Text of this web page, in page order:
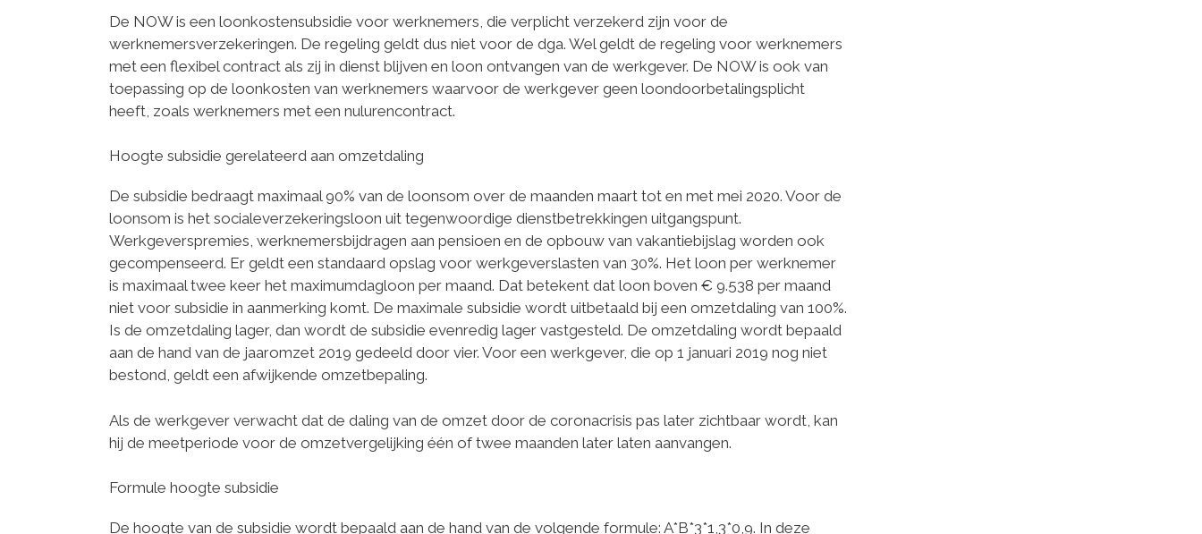
De NOW is een loonkostensubsidie voor werknemers, die verplicht verzekerd zijn voor de
werknemersverzekeringen. De regeling geldt dus niet voor de dga. Wel geldt de regeling voor werknemers
met een flexibel contract als zij in dienst blijven en loon ontvangen van de werkgever. De NOW is ook van
toepassing op de loonkosten van werknemers waarvoor de werkgever geen loondoorbetalingsplicht
heeft, zoals werknemers met een nulurencontract.
Hoogte subsidie gerelateerd aan omzetdaling
De subsidie bedraagt maximaal 90% van de loonsom over de maanden maart tot en met mei 2020. Voor de
loonsom is het socialeverzekeringsloon uit tegenwoordige dienstbetrekkingen uitgangspunt.
Werkgeverspremies, werknemersbijdragen aan pensioen en de opbouw van vakantiebijslag worden ook
gecompenseerd. Er geldt een standaard opslag voor werkgeverslasten van 30%. Het loon per werknemer
is maximaal twee keer het maximumdagloon per maand. Dat betekent dat loon boven € 9.538 per maand
niet voor subsidie in aanmerking komt. De maximale subsidie wordt uitbetaald bij een omzetdaling van 100%.
Is de omzetdaling lager, dan wordt de subsidie evenredig lager vastgesteld. De omzetdaling wordt bepaald
aan de hand van de jaaromzet 2019 gedeeld door vier. Voor een werkgever, die op 1 januari 2019 nog niet
bestond, geldt een afwijkende omzetbepaling.
Als de werkgever verwacht dat de daling van de omzet door de coronacrisis pas later zichtbaar wordt, kan
hij de meetperiode voor de omzetvergelijking één of twee maanden later laten aanvangen.
Formule hoogte subsidie
De hoogte van de subsidie wordt bepaald aan de hand van de volgende formule: A*B*3*1,3*0,9. In deze